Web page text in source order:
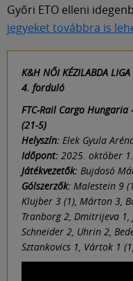
Győri ETO elleni
jegyeket továbbra is
K&H NŐI KÉZILABDA LIGA
4. forduló
FTC-Rail Cargo
(21-5)
Helyszín: Elek Gyula
Időpont: 2025. október
Játékvezetők: Bujdosó
Gólszerzők: Malestein 9
Klujber 3 (1), Márton 3,
Tranborg 2, Dmitrijeva
Schneider 2, Uhrin 2,
Sztankovics 1, Vártok 1